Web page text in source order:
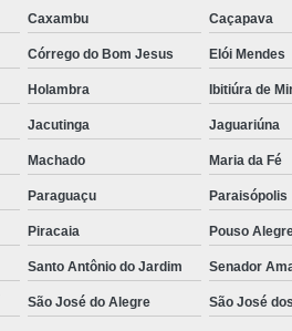
Empresa de Rastreamento de
Carros
Rastreamento Carros
Rastreamento de Carros
Rastreamento de Carros e
Rastreamento de Carros
Rastreamento de Carros Via
Gestão de Frotas
Caminhões
Rastreamento de
Rastreamento de Frotas
Caxambu Caçapava
Córrego do Bom Jesus Elói Mendes
Holambra Ibitiúra de
Jacutinga Jaguariúna
Machado Maria da Fé
Paraguaçu Paraisópolis
Piracaia Pouso
Santo Antônio do Jardim Senador
São José do Alegre São José